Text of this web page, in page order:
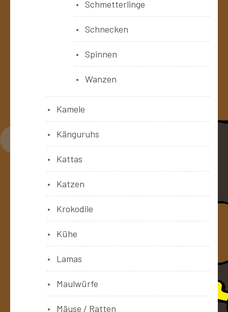
Schmetterlinge
Schnecken
Spinnen
Wanzen
Kamele
Känguruhs
Kattas
Katzen
Krokodile
Kühe
Lamas
Maulwürfe
Mäuse / Ratten